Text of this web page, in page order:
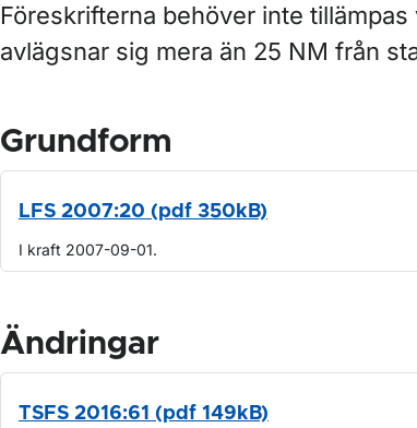
Föreskrifterna behöver inte
avlägsnar sig mera än 25 NM från
Grundform
LFS 2007:20 (pdf 350kB)
I kraft 2007-09-01.
Ändringar
TSFS 2016:61 (pdf 149kB)